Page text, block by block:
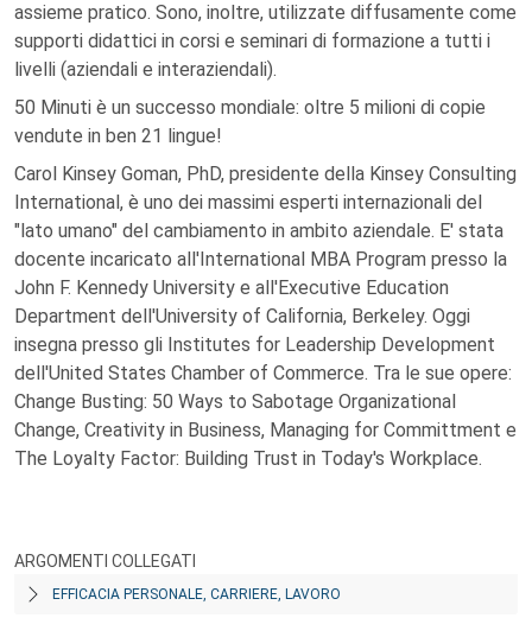
assieme pratico. Sono, inoltre, utilizzate diffusamente come
supporti didattici in corsi e seminari di formazione a tutti i
livelli (aziendali e interaziendali).
50 Minuti è un successo mondiale: oltre 5 milioni di copie
vendute in ben 21 lingue!
Carol Kinsey Goman, PhD, presidente della Kinsey Consulting
International, è uno dei massimi esperti internazionali del
"lato umano" del cambiamento in ambito aziendale. E' stata
docente incaricato all'International MBA Program presso la
John F. Kennedy University e all'Executive Education
Department dell'University of California, Berkeley. Oggi
insegna presso gli Institutes for Leadership Development
dell'United States Chamber of Commerce. Tra le sue opere:
Change Busting: 50 Ways to Sabotage Organizational
Change, Creativity in Business, Managing for Committment e
The Loyalty Factor: Building Trust in Today's Workplace.
ARGOMENTI COLLEGATI
EFFICACIA PERSONALE, CARRIERE, LAVORO